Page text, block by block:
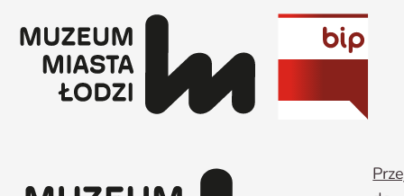
do
treści